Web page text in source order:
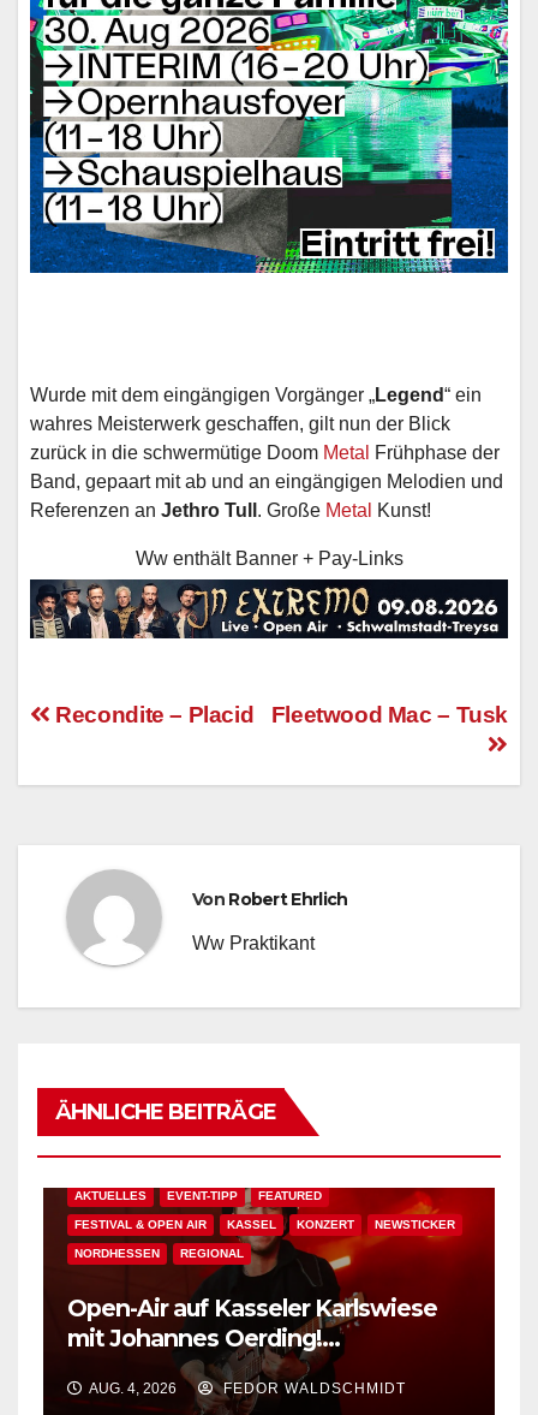
Wurde mit dem eingängigen Vorgänger „Legend“ ein
wahres Meisterwerk geschaffen, gilt nun der Blick
zurück in die schwermütige Doom Metal
Frühphase der
Band, gepaart mit ab und an eingängigen Melodien und
Referenzen an Jethro Tull . Große Metal Kunst!
Ww enthält Banner + Pay-Links
Fleetwood Mac – Tusk
Recondite – Placid
Von Robert Ehrlich
Ww Praktikant
ÄHNLICHE BEITRÄGE
AKTUELLES EVENT-TIPP FEATURED
FESTIVAL & OPEN AIR KASSEL KONZERT NEWSTICKER
NORDHESSEN REGIONAL
Open-Air auf Kasseler Karlswiese
mit Johannes Oerding!
Zusatzkontingent an Tickets
erhältlich!
AUG. 4, 2026 FEDOR WALDSCHMIDT